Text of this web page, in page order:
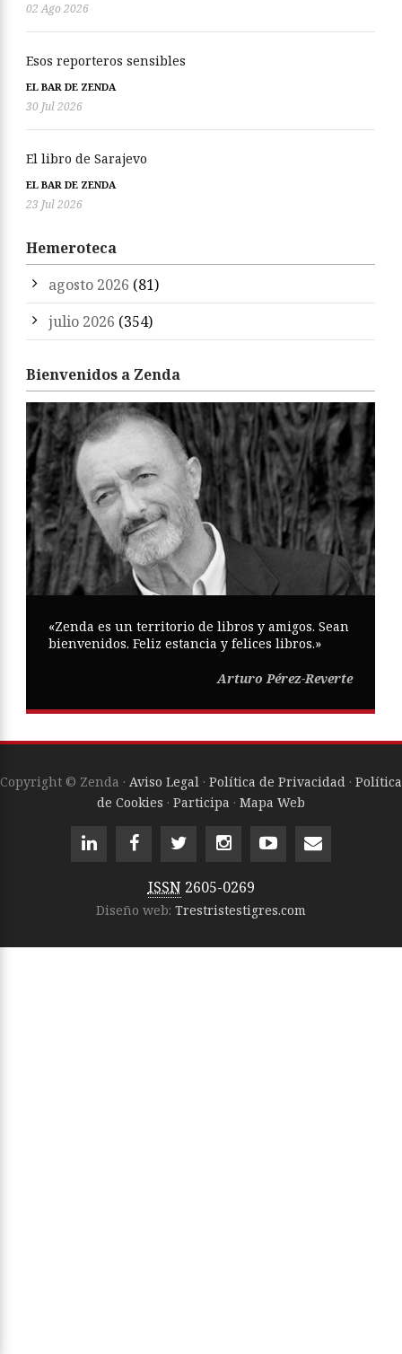
02 Ago 2026
Esos reporteros sensibles
EL BAR DE ZENDA
30 Jul 2026
El libro de Sarajevo
EL BAR DE ZENDA
23 Jul 2026
Hemeroteca
agosto 2026 (81)
julio 2026 (354)
Bienvenidos a Zenda
«Zenda es un territorio de libros y amigos. Sean
bienvenidos. Feliz estancia y felices libros.»
Arturo Pérez-Reverte
Copyright © Zenda · Aviso Legal · Política de Privacidad · Política
de Cookies · Participa · Mapa Web
ISSN 2605-0269
Diseño web: Trestristestigres.com